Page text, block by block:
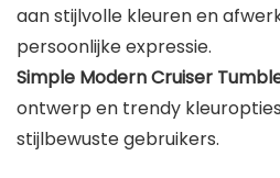
aan stijlvolle kleuren en
persoonlijke expressie.
Simple Modern Cruiser
ontwerp en trendy
stijlbewuste gebruikers.